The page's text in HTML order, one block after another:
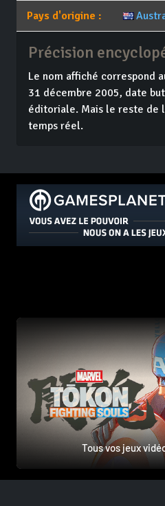
Pays d'origine :
Précision
Le nom affiché correspond
31 décembre 2005, date
éditoriale. Mais le reste de
temps réel.
Tous vos jeux